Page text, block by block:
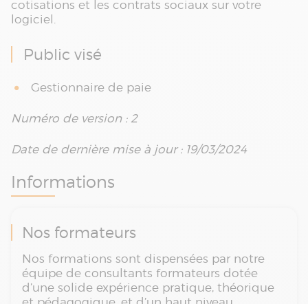
cotisations et les contrats sociaux sur votre
logiciel.
Public visé
Gestionnaire de paie
Numéro de version : 2
Date de dernière mise à jour : 19/03/2024
Informations
Nos formateurs
Nos formations sont dispensées par notre
équipe de consultants formateurs dotée
d’une solide expérience pratique, théorique